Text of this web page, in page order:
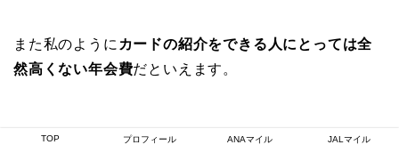
また私のように カードの紹介をできる人にとっては全
然高くない年会費だといえます。
還元率はアメックスのプロパー同様1%は残念
TOP プロフィール ANAマイル JALマイル